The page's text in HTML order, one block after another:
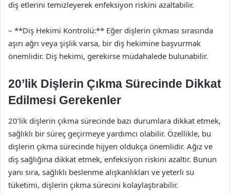
diş etlerini temizleyerek enfeksiyon riskini azaltabilir.
– **Diş Hekimi Kontrolü:** Eğer dişlerin çıkması sırasında
aşırı ağrı veya şişlik varsa, bir diş hekimine başvurmak
önemlidir. Diş hekimi, gerekirse müdahalede bulunabilir.
20’lik Dişlerin Çıkma Sürecinde Dikkat
Edilmesi Gerekenler
20’lik dişlerin çıkma sürecinde bazı durumlara dikkat etmek,
sağlıklı bir süreç geçirmeye yardımcı olabilir. Özellikle, bu
dişlerin çıkma sürecinde hijyen oldukça önemlidir. Ağız ve
diş sağlığına dikkat etmek, enfeksiyon riskini azaltır. Bunun
yanı sıra, sağlıklı beslenme alışkanlıkları ve yeterli su
tüketimi, dişlerin çıkma sürecini kolaylaştırabilir.